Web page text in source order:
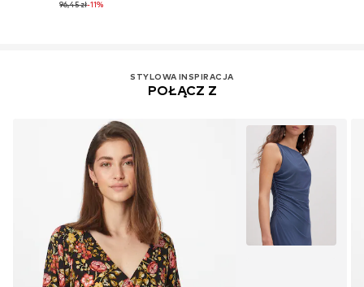
96,45 zł-11%
STYLOWA INSPIRACJA
POŁĄCZ Z